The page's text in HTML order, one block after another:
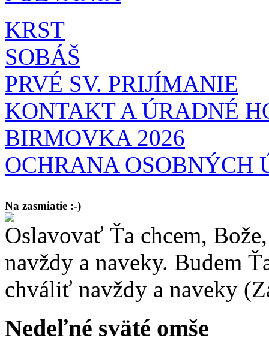
KRST
SOBÁŠ
PRVÉ SV. PRIJÍMANIE
KONTAKT A ÚRADNÉ
BIRMOVKA 2026
OCHRANA OSOBNÝCH
Na zasmiatie :-)
Malý chlapec sa modlí:
Pane Bože, ďakujem za otecka, za mamičku a prosím aj za Teba,
Oslavovať Ťa chcem,
navždy a naveky. Budem
chváliť navždy a naveky
Nedeľné sväté omše